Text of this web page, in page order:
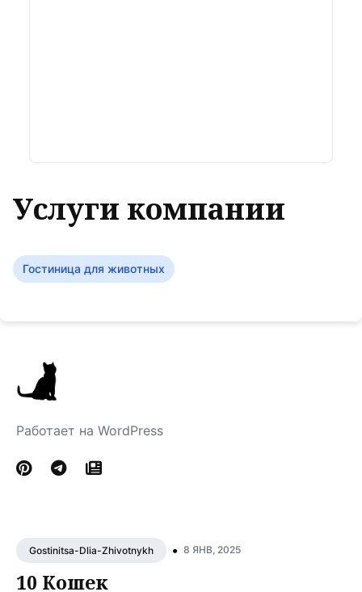
Услуги компании
Гостиница для животных
Работает на WordPress
Gostinitsa-Dlia-Zhivotnykh • 8 ЯНВ, 2025
10 Кошек